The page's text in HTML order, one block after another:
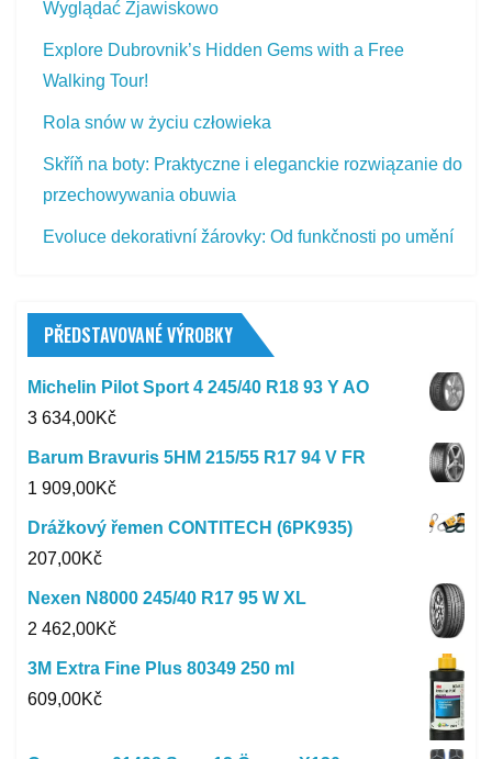
Wyglądać Zjawiskowo
Explore Dubrovnik’s Hidden Gems with a Free
Walking Tour!
Rola snów w życiu człowieka
Skříň na boty: Praktyczne i eleganckie rozwiązanie do
przechowywania obuwia
Evoluce dekorativní žárovky: Od funkčnosti po umění
PŘEDSTAVOVANÉ VÝROBKY
Michelin Pilot Sport 4 245/40 R18 93 Y AO
3 634,00Kč
Barum Bravuris 5HM 215/55 R17 94 V FR
1 909,00Kč
Drážkový řemen CONTITECH (6PK935)
207,00Kč
Nexen N8000 245/40 R17 95 W XL
2 462,00Kč
3M Extra Fine Plus 80349 250 ml
609,00Kč